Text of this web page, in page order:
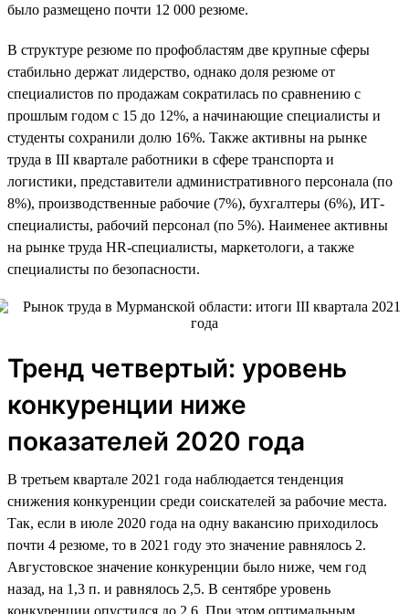
было размещено почти 12 000 резюме.
В структуре резюме по профобластям две крупные сферы
стабильно держат лидерство, однако доля резюме от
специалистов по продажам сократилась по сравнению с
прошлым годом с 15 до 12%, а начинающие специалисты и
студенты сохранили долю 16%. Также активны на рынке
труда в III квартале работники в сфере транспорта и
логистики, представители административного персонала (по
8%), производственные рабочие (7%), бухгалтеры (6%), ИТ-
специалисты, рабочий персонал (по 5%). Наименее активны
на рынке труда HR-специалисты, маркетологи, а также
специалисты по безопасности.
Тренд четвертый: уровень
конкуренции ниже
показателей 2020 года
В третьем квартале 2021 года наблюдается тенденция
снижения конкуренции среди соискателей за рабочие места.
Так, если в июле 2020 года на одну вакансию приходилось
почти 4 резюме, то в 2021 году это значение равнялось 2.
Августовское значение конкуренции было ниже, чем год
назад, на 1,3 п. и равнялось 2,5. В сентябре уровень
конкуренции опустился до 2,6. При этом оптимальным